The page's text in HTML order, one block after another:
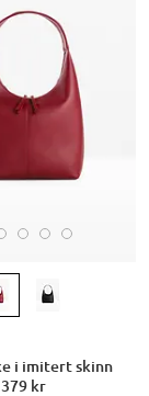
i imitert skinn
379 kr